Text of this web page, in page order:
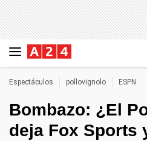
Espectáculos pollovignolo ESPN
Bombazo: ¿El
deja Fox Sports